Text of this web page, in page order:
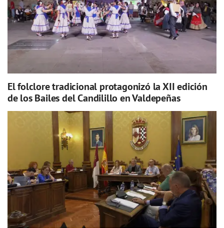
El folclore tradicional protagonizó la XII edición
de los Bailes del Candilillo en Valdepeñas